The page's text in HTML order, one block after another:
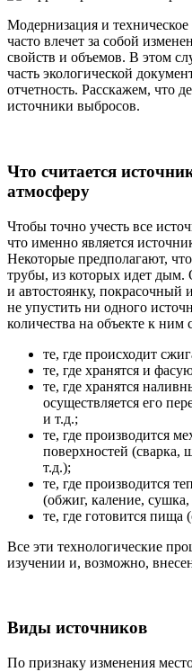
Модернизация и
часто влечет за собой
свойств и объемов. В этом
часть экологической
отчетность. Расскажем, что
источники выбросов.
Что считается
атмосферу
Чтобы точно учесть все
что именно является
Некоторые предполагают,
трубы, из которых идет
и автостоянку,
не упустить ни одного
количества на объекте к ним
те, где происходит
те, где хранятся и
те, где хранятся
осуществляется его
и т.д.;
те, где производится
поверхностей (сварка,
т.д.);
те, где производится
(обжиг, каление,
те, где готовится пища
Все эти технологические
изучении и, возможно,
Виды источников
По признаку изменения